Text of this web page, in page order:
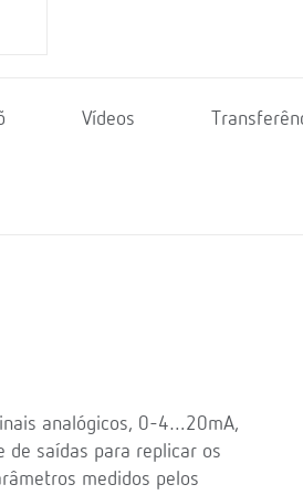
Vídeos
analógicos, 0-4…20mA,
de saídas para replicar os
medidos pelos